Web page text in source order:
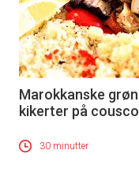
Marokkanske
kikerter på
30 minutter